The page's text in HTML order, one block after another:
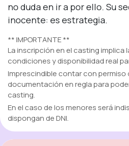
no duda en ir a por ello. Su
inocente: es estrategia.
** IMPORTANTE **
La inscripción en el casting implica
condiciones y disponibilidad real
Imprescindible contar con permiso
documentación en regla para
casting.
En el caso de los menores será
dispongan de DNI.